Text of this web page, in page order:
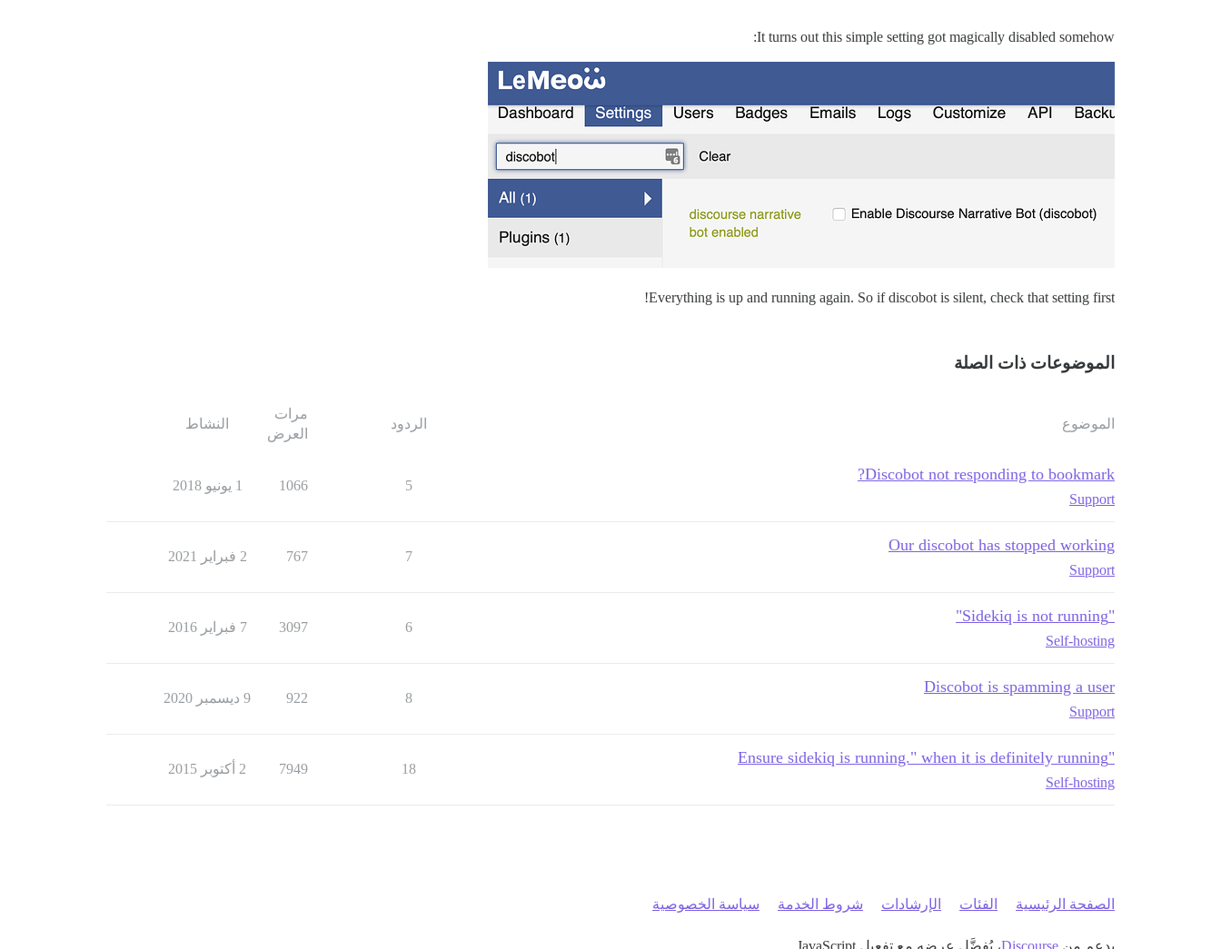
It turns out this simple setting got magically disabled somehow:
Everything is up and running again. So if discobot is silent, check that setting first!
الموضوعات ذات الصلة
الموضوع الردود
مرات
العرض
النشاط
Discobot not responding to bookmark?
Support
5
1066 1 يونيو 2018
Our discobot has stopped working
Support
7
767 2 فبراير 2021
"Sidekiq is not running"
Self-hosting
6
3097 7 فبراير 2016
Discobot is spamming a user
Support
8
922 9 ديسمبر 2020
"Ensure sidekiq is running." when it is definitely running
Self-hosting
18
7949 2 أكتوبر 2015
الصفحة الرئيسية الفئات الإرشادات شروط الخدمة سياسة الخصوصية